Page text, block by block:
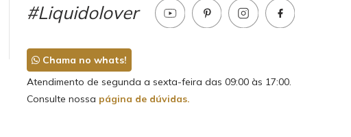
#Liquidolover
Chama no whats!
Atendimento de segunda a sexta-feira das 09:00 às 17:00.
Consulte nossa página de dúvidas.